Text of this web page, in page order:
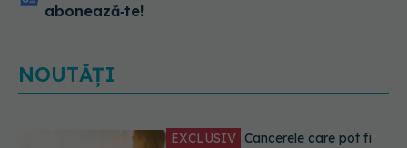
abonează‑te!
NOUTĂȚI
EXCLUSIV Cancerele care pot fi